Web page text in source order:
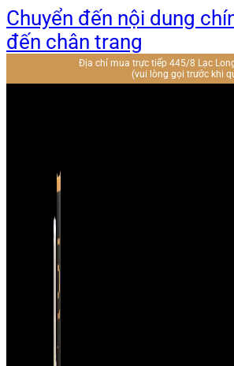
Chuyển đến nội dung
đến chân trang
Địa chỉ mua trực tiếp 445/8 Lạc Long
(vui lòng gọi trước khi